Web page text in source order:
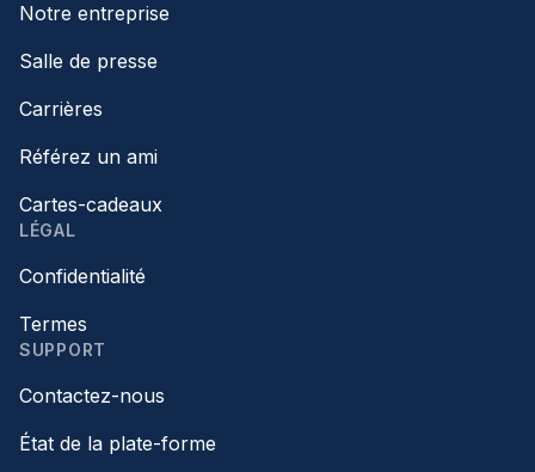
Notre entreprise
Salle de presse
Carrières
Référez un ami
Cartes-cadeaux
LÉGAL
Confidentialité
Termes
SUPPORT
Contactez-nous
État de la plate-forme